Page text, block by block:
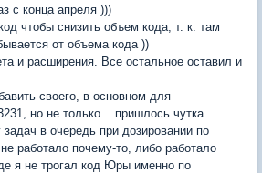
с конца апреля )))
чтобы снизить объем кода, т. к. там
от объема кода ))
и расширения. Все оcтальное оставил и
своего, в основном для
но не только... пришлось чутка
задач в очередь при дозировании по
работало почему-то, либо работало
я не трогал код Юры именно по